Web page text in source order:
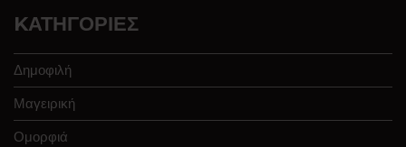
KΑΤΗΓΟΡΊΕΣ
Δημοφιλή
Μαγειρική
Ομορφιά